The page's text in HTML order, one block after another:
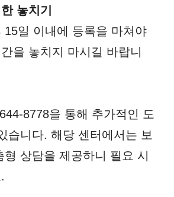
놓치기
15일 이내에 등록을 마쳐야
을 놓치지 마시길 바랍니
8778을 통해 추가적인 도
습니다. 해당 센터에서는 보
형 상담을 제공하니 필요 시